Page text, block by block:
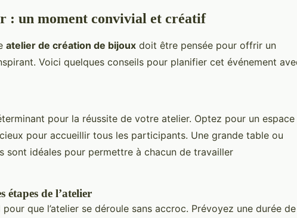
: un moment convivial et créatif
atelier de création de bijoux doit être pensée pour offrir un
Voici quelques conseils pour planifier cet événement
pour la réussite de votre atelier. Optez pour un espace
pour accueillir tous les participants. Une grande table ou
sont idéales pour permettre à chacun de travailler
étapes de l’atelier
que l’atelier se déroule sans accroc. Prévoyez une durée